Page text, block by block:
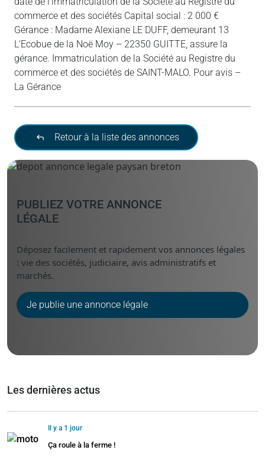
commerce et des sociétés Capital social : 2 000 €
Gérance : Madame Alexiane LE DUFF, demeurant 13
L’Ecobue de la Noë Moy – 22350 GUITTE, assure la
gérance. Immatriculation de la Société au Registre du
commerce et des sociétés de SAINT-MALO. Pour avis –
La Gérance
Retour à la liste des annonces
PUBLIEZ VOTRE ANNONCE
LÉGALE
Déposez facilement et rapidement vos annonces légales
: vie des sociétés, judiciaire, avis administratifs et
marchés.
Je publie une annonce légale
Les dernières actus
Il y a 1 jour
Ça roule à la ferme !